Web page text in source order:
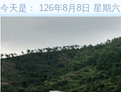
今天是： 126年8月8日 星期六